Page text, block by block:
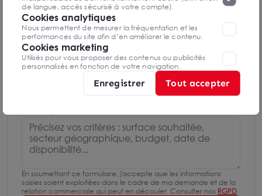
Email
Téléphone
En soumettant ce formulaire, j'accepte que les informations
saisies soient exploitées dans le cadre de ma demande et de la
relation commerciale qui peut en découler. Consulter nos RGPD
peut être amenée à déposer des cookies. Vous avez la
possibilité de désactiver les cookies, ces réglages ne seront
valables que sur le navigateur que vous utilisez actuellement
de langue, accès sécurisé à votre compte).
Cookies analytiques
Nous permettent de mesurer la fréquentation et les
performances du site afin d’en améliorer le contenu.
Cookies marketing
Utilisés pour vous proposer des contenus ou publicités
personnalisés en fonction de votre navigation.
Enregistrer Tout accepter